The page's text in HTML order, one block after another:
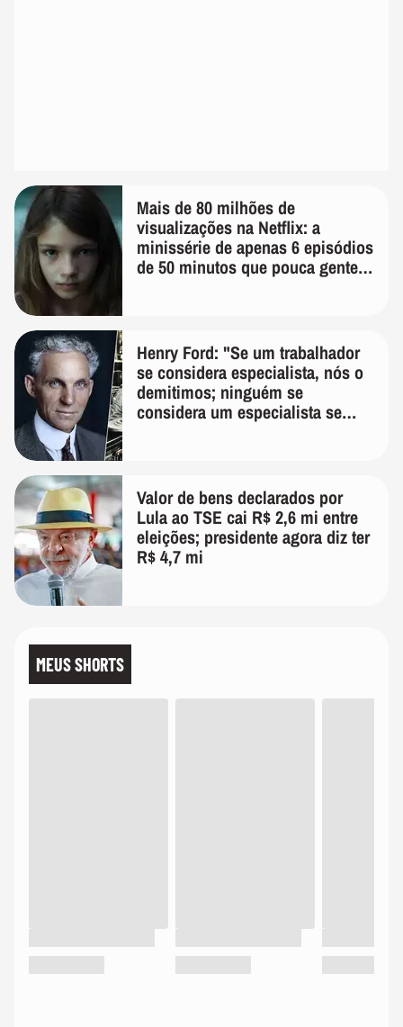
Mais de 80 milhões de
visualizações na Netflix: a
minissérie de apenas 6 episódios
de 50 minutos que pouca gente
Henry Ford: "Se um trabalhador
se considera especialista, nós o
demitimos; ninguém se
considera um especialista se
Valor de bens declarados por
Lula ao TSE cai R$ 2,6 mi entre
eleições; presidente agora diz ter
R$ 4,7 mi
MEUS SHORTS